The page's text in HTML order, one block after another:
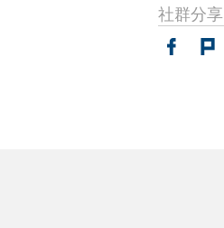
社群分享